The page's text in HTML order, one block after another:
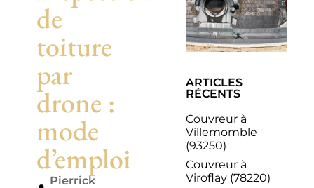
de
toiture
par
drone :
mode
d’emploi
Pierrick
ARTICLES
RÉCENTS
Couvreur à
Villemomble
(93250)
Couvreur à
Viroflay (78220)